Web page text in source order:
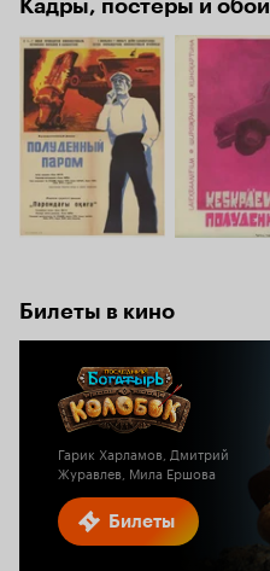
Кадры, постеры и обои
Билеты в кино
Билеты
Гарик Харламов, Дмитрий
Журавлев, Мила Ершова